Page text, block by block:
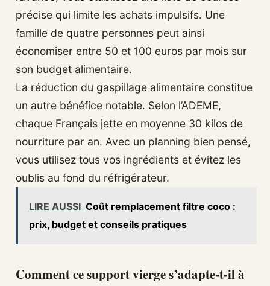
précise qui limite les achats impulsifs. Une
famille de quatre personnes peut ainsi
économiser entre 50 et 100 euros par mois sur
son budget alimentaire.
La réduction du gaspillage alimentaire constitue
un autre bénéfice notable. Selon l’ADEME,
chaque Français jette en moyenne 30 kilos de
nourriture par an. Avec un planning bien pensé,
vous utilisez tous vos ingrédients et évitez les
oublis au fond du réfrigérateur.
LIRE AUSSI Coût remplacement filtre coco :
prix, budget et conseils pratiques
Comment ce support vierge s’adapte-t-il à